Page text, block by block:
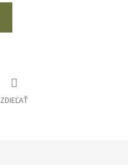
ZDIEĽAŤ